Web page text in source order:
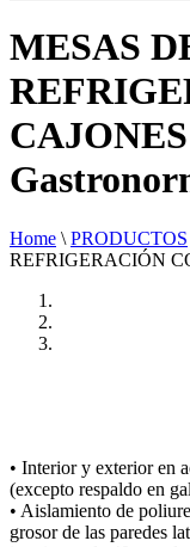
MESAS
Home \ PRODUCTOS
REFRIGERACIÓN
• Interior y exterior en
(excepto respaldo en
• Aislamiento de
grosor de las paredes